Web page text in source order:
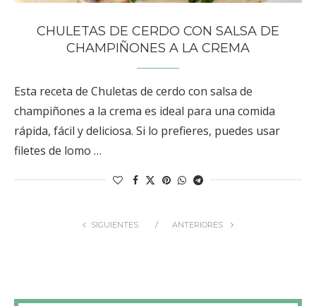
CHULETAS DE CERDO CON SALSA DE
CHAMPIÑONES A LA CREMA
Esta receta de Chuletas de cerdo con salsa de
champiñones a la crema es ideal para una comida
rápida, fácil y deliciosa. Si lo prefieres, puedes usar
filetes de lomo …
SIGUIENTES ANTERIORES